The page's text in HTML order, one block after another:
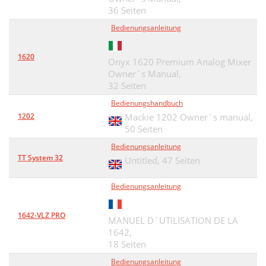
MULTS AND “Y”s
APPENDIX C: Modifications
48
III. Mix-B Source mod
IV. Mix-B Mute mod
V. AUX 1/2 Source mod
50
APPENDIX D: Specifications
16x8x2 8-BUS MIXING CONSOLE
24x8x2 8-BUS MIXING CONSOLE
32x8x2 8-BUS MIXING CONSOLE
MB•E Optional Meter Bridge
220-WATT POWER SUPPLY FOR
57
36 Seiten
1620
Bedienungsanleitung
Onyx 1620 Premium Analog Mixer
Owner`s Manual,
32 Seiten
1202
Bedienungshandbuch
Mackie 1202 Owner`s manual,
50 Seiten
TT System 32
Bedienungsanleitung
Untitled, 47 Seiten
1642-VLZ PRO
Bedienungsanleitung
MANUEL D`UTILISATION DE LA
1642,
18 Seiten
Bedienungsanleitung